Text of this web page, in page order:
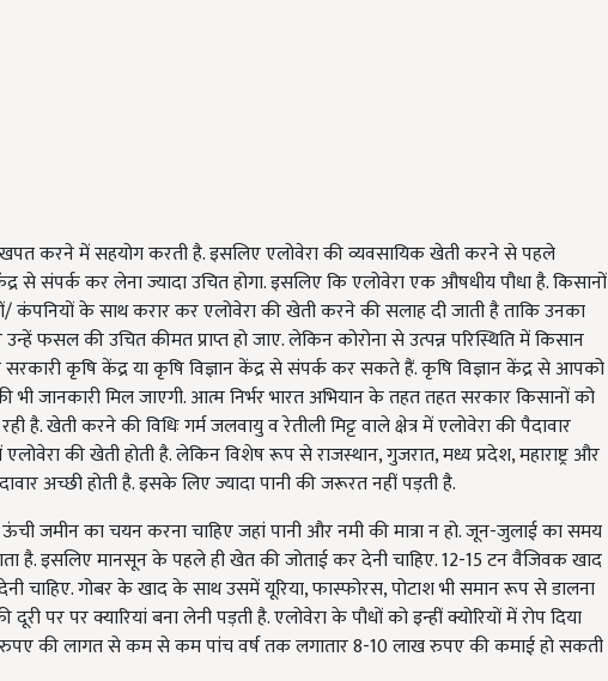
करने में सहयोग करती है. इसलिए एलोवेरा की व्यवसायिक खेती करने से पहले
संपर्क कर लेना ज्यादा उचित होगा. इसलिए कि एलोवेरा एक औषधीय पौधा है. किसानों
कंपनियों के साथ करार कर एलोवेरा की खेती करने की सलाह दी जाती है ताकि उनका
फसल की उचित कीमत प्राप्त हो जाए. लेकिन कोरोना से उत्पन्न परिस्थिति में किसान
कृषि केंद्र या कृषि विज्ञान केंद्र से संपर्क कर सकते हैं. कृषि विज्ञान केंद्र से आपको
भी जानकारी मिल जाएगी. आत्म निर्भर भारत अभियान के तहत तहत सरकार किसानों को
है. खेती करने की विधिः गर्म जलवायु व रेतीली मिट्ट वाले क्षेत्र में एलोवेरा की पैदावार
की खेती होती है. लेकिन विशेष रूप से राजस्थान, गुजरात, मध्य प्रदेश, महाराष्ट्र और
अच्छी होती है. इसके लिए ज्यादा पानी की जरूरत नहीं पड़ती है.
जमीन का चयन करना चाहिए जहां पानी और नमी की मात्रा न हो. जून-जुलाई का समय
है. इसलिए मानसून के पहले ही खेत की जोताई कर देनी चाहिए. 12-15 टन वैजिवक खाद
चाहिए. गोबर के खाद के साथ उसमें यूरिया, फास्फोरस, पोटाश भी समान रूप से डालना
पर पर क्यारियां बना लेनी पड़ती है. एलोवेरा के पौधों को इन्हीं क्योरियों में रोप दिया
की लागत से कम से कम पांच वर्ष तक लगातार 8-10 लाख रुपए की कमाई हो सकती